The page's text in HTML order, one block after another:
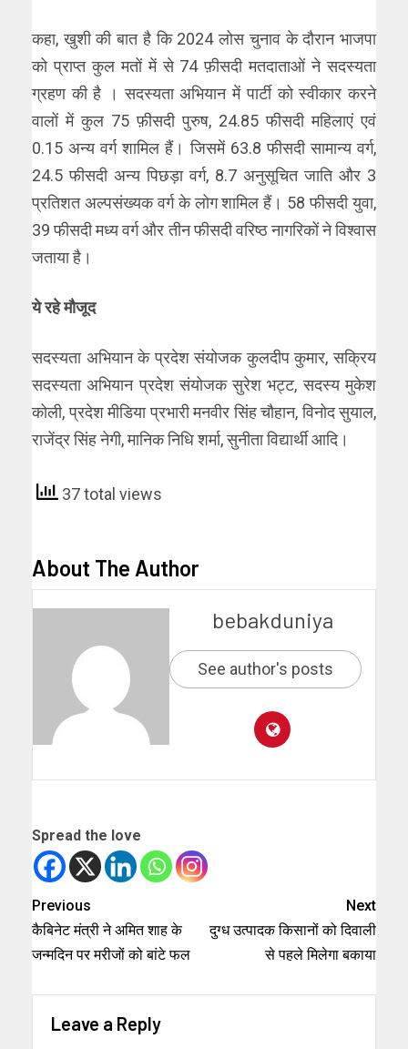
कहा, खुशी की बात है कि 2024 लोस चुनाव के दौरान भाजपा
को प्राप्त कुल मतों में से 74 फ़ीसदी मतदाताओं ने सदस्यता
ग्रहण की है । सदस्यता अभियान में पार्टी को स्वीकार करने
वालों में कुल 75 फ़ीसदी पुरुष, 24.85 फीसदी महिलाएं एवं
0.15 अन्य वर्ग शामिल हैं। जिसमें 63.8 फीसदी सामान्य वर्ग,
24.5 फीसदी अन्य पिछड़ा वर्ग, 8.7 अनुसूचित जाति और 3
प्रतिशत अल्पसंख्यक वर्ग के लोग शामिल हैं। 58 फीसदी युवा,
39 फीसदी मध्य वर्ग और तीन फीसदी वरिष्ठ नागरिकों ने विश्वास
जताया है।
ये रहे मौजूद
सदस्यता अभियान के प्रदेश संयोजक कुलदीप कुमार, सक्रिय
सदस्यता अभियान प्रदेश संयोजक सुरेश भट्ट, सदस्य मुकेश
कोली, प्रदेश मीडिया प्रभारी मनवीर सिंह चौहान, विनोद सुयाल,
राजेंद्र सिंह नेगी, मानिक निधि शर्मा, सुनीता विद्यार्थी आदि।
37 total views
About The Author
bebakduniya
See author's posts
Spread the love
Previous
कैबिनेट मंत्री ने अमित शाह के
जन्मदिन पर मरीजों को बांटे फल
Next
दुग्ध उत्पादक किसानों को दिवाली
से पहले मिलेगा बकाया
Leave a Reply